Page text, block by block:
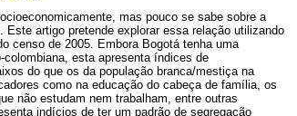
mas pouco se sabe sobre a
artigo pretende explorar essa relação utilizando
censo de 2005. Embora Bogotá tenha uma
colombiana, esta apresenta índices de
do que os da população branca/mestiça na
como na educação do cabeça de família, os
não estudam nem trabalham, entre outras
indícios de ter um padrão de segregação